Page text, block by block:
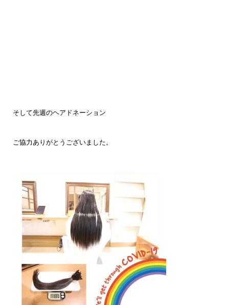
そして先週のヘアドネーション
ご協力ありがとうございました。